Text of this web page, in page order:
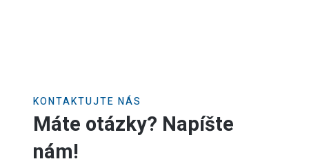
KONTAKTUJTE NÁS
Máte otázky? Napíšte
nám!